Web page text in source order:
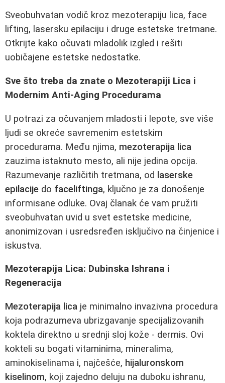
Sveobuhvatan vodič kroz mezoterapiju lica, face
lifting, lasersku epilaciju i druge estetske tretmane.
Otkrijte kako očuvati mladolik izgled i rešiti
uobičajene estetske nedostatke.
Sve što treba da znate o Mezoterapiji Lica i
Modernim Anti-Aging Procedurama
U potrazi za očuvanjem mladosti i lepote, sve više
ljudi se okreće savremenim estetskim
procedurama. Među njima, mezoterapija lica
zauzima istaknuto mesto, ali nije jedina opcija.
Razumevanje različitih tretmana, od laserske
epilacije do faceliftinga, ključno je za donošenje
informisane odluke. Ovaj članak će vam pružiti
sveobuhvatan uvid u svet estetske medicine,
anonimizovan i usredsređen isključivo na činjenice i
iskustva.
Mezoterapija Lica: Dubinska Ishrana i
Regeneracija
Mezoterapija lica je minimalno invazivna procedura
koja podrazumeva ubrizgavanje specijalizovanih
koktela direktno u srednji sloj kože - dermis. Ovi
kokteli su bogati vitaminima, mineralima,
aminokiselinama i, najčešće, hijaluronskom
kiselinom, koji zajedno deluju na duboku ishranu,